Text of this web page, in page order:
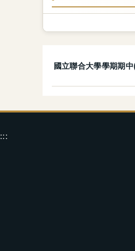
國立聯合大學學期期
:::